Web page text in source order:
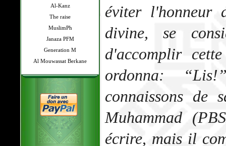
Al-Kanz
The raise
MuslimPh
Janaza PFM
Generation M
Al Mouwassat Berkane
éviter l'honneur
divine, se
d'accomplir
ordonna:
connaissons de
Muhammad
écrire, mais il